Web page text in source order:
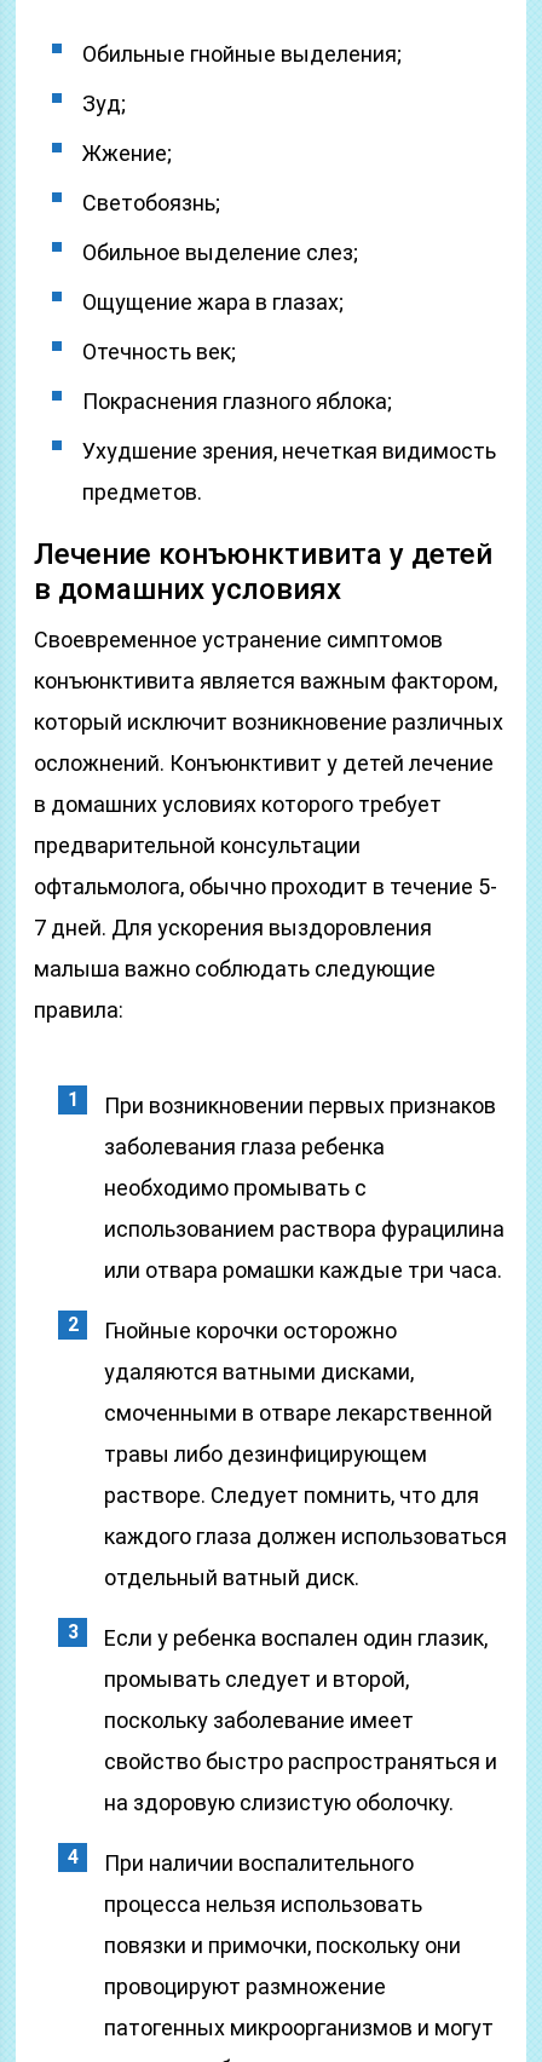
Обильные гнойные выделения;
Зуд;
Жжение;
Светобоязнь;
Обильное выделение слез;
Ощущение жара в глазах;
Отечность век;
Покраснения глазного яблока;
Ухудшение зрения, нечеткая видимость
предметов.
Лечение конъюнктивита у детей
в домашних условиях
Своевременное устранение симптомов
конъюнктивита является важным фактором,
который исключит возникновение различных
осложнений. Конъюнктивит у детей лечение
в домашних условиях которого требует
предварительной консультации
офтальмолога, обычно проходит в течение 5-
7 дней. Для ускорения выздоровления
малыша важно соблюдать следующие
правила:
При возникновении первых признаков
заболевания глаза ребенка
необходимо промывать с
использованием раствора фурацилина
или отвара ромашки каждые три часа.
Гнойные корочки осторожно
удаляются ватными дисками,
смоченными в отваре лекарственной
травы либо дезинфицирующем
растворе. Следует помнить, что для
каждого глаза должен использоваться
отдельный ватный диск.
Если у ребенка воспален один глазик,
промывать следует и второй,
поскольку заболевание имеет
свойство быстро распространяться и
на здоровую слизистую оболочку.
При наличии воспалительного
процесса нельзя использовать
повязки и примочки, поскольку они
провоцируют размножение
патогенных микроорганизмов и могут